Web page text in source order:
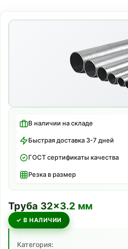
В наличии на складе
Быстрая доставка 3-7 дней
ГОСТ сертификаты качества
Резка в размер
Труба 32×3.2 мм
✓ В НАЛИЧИИ
Категория: